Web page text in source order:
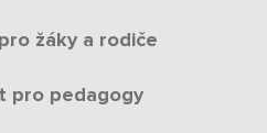
žáky a rodiče
pro pedagogy